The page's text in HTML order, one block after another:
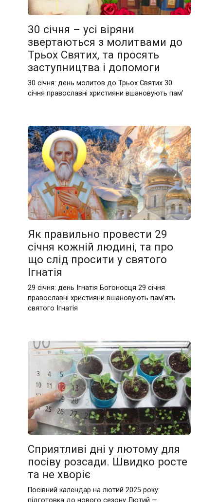
30 січня – усі віряни
звертаються з молитвами до
Трьох Святих, та просять
заступництва і допомоги
30 січня: день молитов до Трьох Святих 30
січня православні християни вшановують пам’
Як правильно провести 29
січня кожній людині, та про
що слід просити у святого
Ігнатія
29 січня: день Ігнатія Богоносця 29 січня
православні християни вшановують пам’ять
святого Ігнатія
Сприятливі дні у лютому для
посіву розсади. Швидко росте
та не хворіє
Посівний календар на лютий 2025 року:
підготовка до нового сезону Лютий —